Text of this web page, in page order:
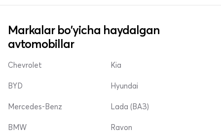
Markalar bo'yicha haydalgan
avtomobillar
Chevrolet
BYD
Mercedes-Benz
Kia
Hyundai
Lada (ВАЗ)
BMW Ravon